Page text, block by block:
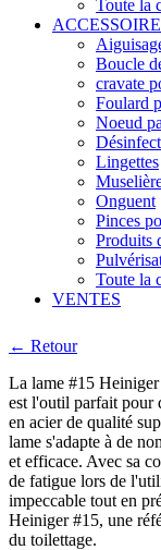
Toute la
ACCESSOIRE
Boucle
cravate
Foulard
Noeud
Lingettes
Onguent
Pinces
Produits
Toute la
VENTES
← Retour
La lame #15
est l'outil parfait pour
en acier de qualité
lame s'adapte à de
et efficace. Avec sa
de fatigue lors de
impeccable tout en
Heiniger #15, une
du toilettage.